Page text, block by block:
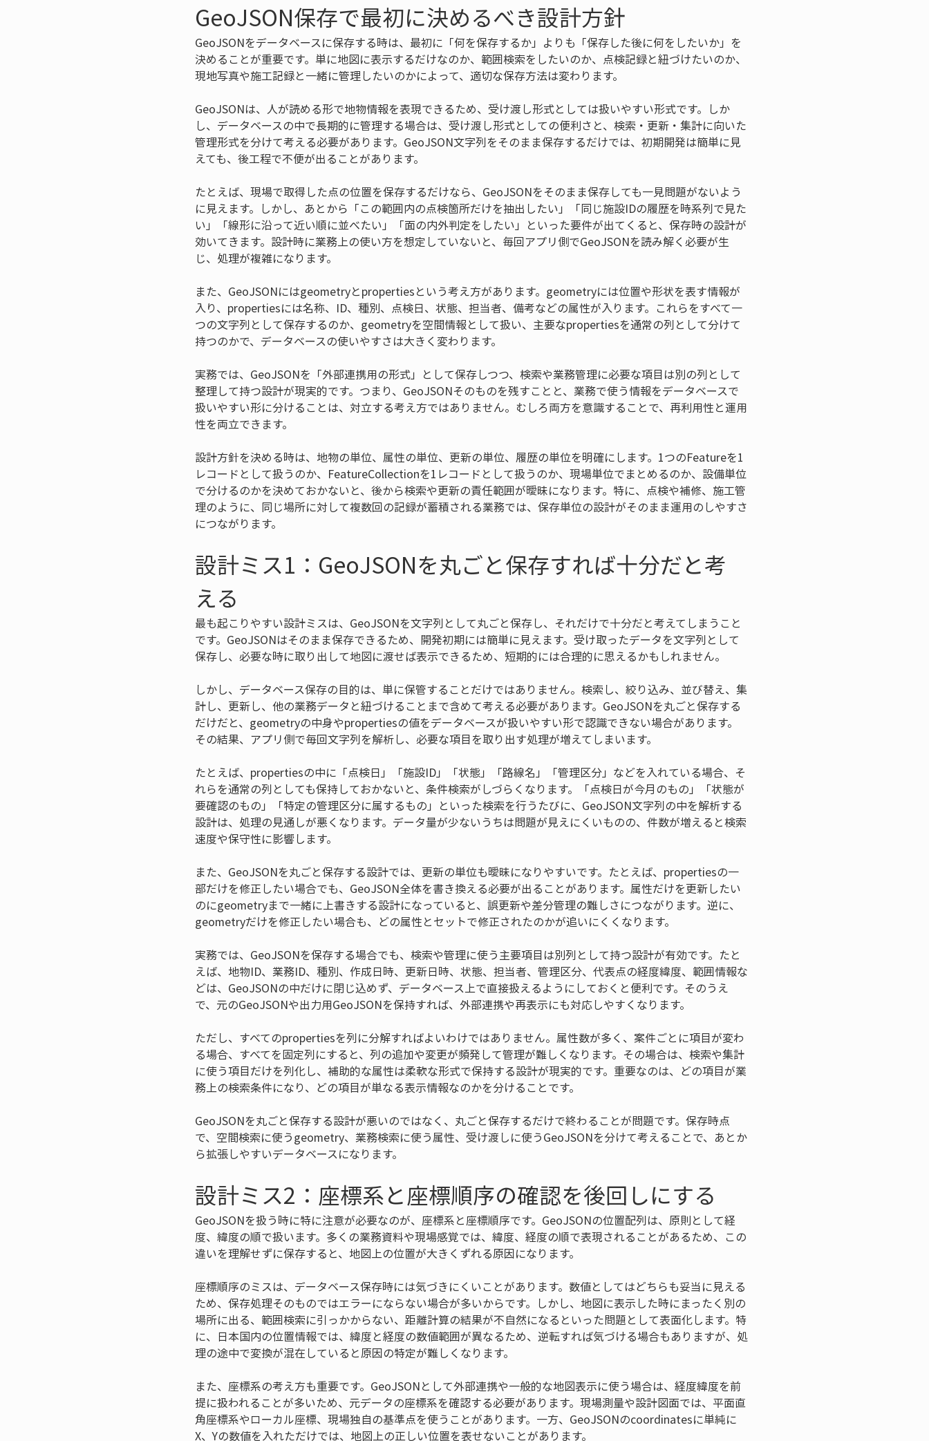
GeoJSON保存で最初に決めるべき設計方針
GeoJSONをデータベースに保存する時は、最初に「何を保存するか」よりも「保存した後に何をしたいか」を
決めることが重要です。単に地図に表示するだけなのか、範囲検索をしたいのか、点検記録と紐づけたいのか、
現地写真や施工記録と一緒に管理したいのかによって、適切な保存方法は変わります。
GeoJSONは、人が読める形で地物情報を表現できるため、受け渡し形式としては扱いやすい形式です。しか
し、データベースの中で長期的に管理する場合は、受け渡し形式としての便利さと、検索・更新・集計に向いた
管理形式を分けて考える必要があります。GeoJSON文字列をそのまま保存するだけでは、初期開発は簡単に見
えても、後工程で不便が出ることがあります。
たとえば、現場で取得した点の位置を保存するだけなら、GeoJSONをそのまま保存しても一見問題がないよう
に見えます。しかし、あとから「この範囲内の点検箇所だけを抽出したい」「同じ施設IDの履歴を時系列で見た
い」「線形に沿って近い順に並べたい」「面の内外判定をしたい」といった要件が出てくると、保存時の設計が
効いてきます。設計時に業務上の使い方を想定していないと、毎回アプリ側でGeoJSONを読み解く必要が生
じ、処理が複雑になります。
また、GeoJSONにはgeometryとpropertiesという考え方があります。geometryには位置や形状を表す情報が
入り、propertiesには名称、ID、種別、点検日、状態、担当者、備考などの属性が入ります。これらをすべて一
つの文字列として保存するのか、geometryを空間情報として扱い、主要なpropertiesを通常の列として分けて
持つのかで、データベースの使いやすさは大きく変わります。
実務では、GeoJSONを「外部連携用の形式」として保存しつつ、検索や業務管理に必要な項目は別の列として
整理して持つ設計が現実的です。つまり、GeoJSONそのものを残すことと、業務で使う情報をデータベースで
扱いやすい形に分けることは、対立する考え方ではありません。むしろ両方を意識することで、再利用性と運用
性を両立できます。
設計方針を決める時は、地物の単位、属性の単位、更新の単位、履歴の単位を明確にします。1つのFeatureを1
レコードとして扱うのか、FeatureCollectionを1レコードとして扱うのか、現場単位でまとめるのか、設備単位
で分けるのかを決めておかないと、後から検索や更新の責任範囲が曖昧になります。特に、点検や補修、施工管
理のように、同じ場所に対して複数回の記録が蓄積される業務では、保存単位の設計がそのまま運用のしやすさ
につながります。
設計ミス1：GeoJSONを丸ごと保存すれば十分だと考
える
最も起こりやすい設計ミスは、GeoJSONを文字列として丸ごと保存し、それだけで十分だと考えてしまうこと
です。GeoJSONはそのまま保存できるため、開発初期には簡単に見えます。受け取ったデータを文字列として
保存し、必要な時に取り出して地図に渡せば表示できるため、短期的には合理的に思えるかもしれません。
しかし、データベース保存の目的は、単に保管することだけではありません。検索し、絞り込み、並び替え、集
計し、更新し、他の業務データと紐づけることまで含めて考える必要があります。GeoJSONを丸ごと保存する
だけだと、geometryの中身やpropertiesの値をデータベースが扱いやすい形で認識できない場合があります。
その結果、アプリ側で毎回文字列を解析し、必要な項目を取り出す処理が増えてしまいます。
たとえば、propertiesの中に「点検日」「施設ID」「状態」「路線名」「管理区分」などを入れている場合、そ
れらを通常の列としても保持しておかないと、条件検索がしづらくなります。「点検日が今月のもの」「状態が
要確認のもの」「特定の管理区分に属するもの」といった検索を行うたびに、GeoJSON文字列の中を解析する
設計は、処理の見通しが悪くなります。データ量が少ないうちは問題が見えにくいものの、件数が増えると検索
速度や保守性に影響します。
また、GeoJSONを丸ごと保存する設計では、更新の単位も曖昧になりやすいです。たとえば、propertiesの一
部だけを修正したい場合でも、GeoJSON全体を書き換える必要が出ることがあります。属性だけを更新したい
のにgeometryまで一緒に上書きする設計になっていると、誤更新や差分管理の難しさにつながります。逆に、
geometryだけを修正したい場合も、どの属性とセットで修正されたのかが追いにくくなります。
実務では、GeoJSONを保存する場合でも、検索や管理に使う主要項目は別列として持つ設計が有効です。たと
えば、地物ID、業務ID、種別、作成日時、更新日時、状態、担当者、管理区分、代表点の経度緯度、範囲情報な
どは、GeoJSONの中だけに閉じ込めず、データベース上で直接扱えるようにしておくと便利です。そのうえ
で、元のGeoJSONや出力用GeoJSONを保持すれば、外部連携や再表示にも対応しやすくなります。
ただし、すべてのpropertiesを列に分解すればよいわけではありません。属性数が多く、案件ごとに項目が変わ
る場合、すべてを固定列にすると、列の追加や変更が頻発して管理が難しくなります。その場合は、検索や集計
に使う項目だけを列化し、補助的な属性は柔軟な形式で保持する設計が現実的です。重要なのは、どの項目が業
務上の検索条件になり、どの項目が単なる表示情報なのかを分けることです。
GeoJSONを丸ごと保存する設計が悪いのではなく、丸ごと保存するだけで終わることが問題です。保存時点
で、空間検索に使うgeometry、業務検索に使う属性、受け渡しに使うGeoJSONを分けて考えることで、あとか
ら拡張しやすいデータベースになります。
設計ミス2：座標系と座標順序の確認を後回しにする
GeoJSONを扱う時に特に注意が必要なのが、座標系と座標順序です。GeoJSONの位置配列は、原則として経
度、緯度の順で扱います。多くの業務資料や現場感覚では、緯度、経度の順で表現されることがあるため、この
違いを理解せずに保存すると、地図上の位置が大きくずれる原因になります。
座標順序のミスは、データベース保存時には気づきにくいことがあります。数値としてはどちらも妥当に見える
ため、保存処理そのものではエラーにならない場合が多いからです。しかし、地図に表示した時にまったく別の
場所に出る、範囲検索に引っかからない、距離計算の結果が不自然になるといった問題として表面化します。特
に、日本国内の位置情報では、緯度と経度の数値範囲が異なるため、逆転すれば気づける場合もありますが、処
理の途中で変換が混在していると原因の特定が難しくなります。
また、座標系の考え方も重要です。GeoJSONとして外部連携や一般的な地図表示に使う場合は、経度緯度を前
提に扱われることが多いため、元データの座標系を確認する必要があります。現場測量や設計図面では、平面直
角座標系やローカル座標、現場独自の基準点を使うことがあります。一方、GeoJSONのcoordinatesに単純に
X、Yの数値を入れただけでは、地図上の正しい位置を表せないことがあります。